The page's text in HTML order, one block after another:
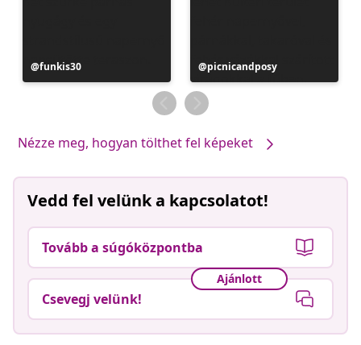
Bejegyzés
közzétevője
funkis30
Bejegyzés
közzétevője
picnicandposy
Nézze meg, hogyan tölthet fel képeket
Vedd fel velünk a kapcsolatot!
Tovább a súgóközpontba
Ajánlott
Csevegj velünk!